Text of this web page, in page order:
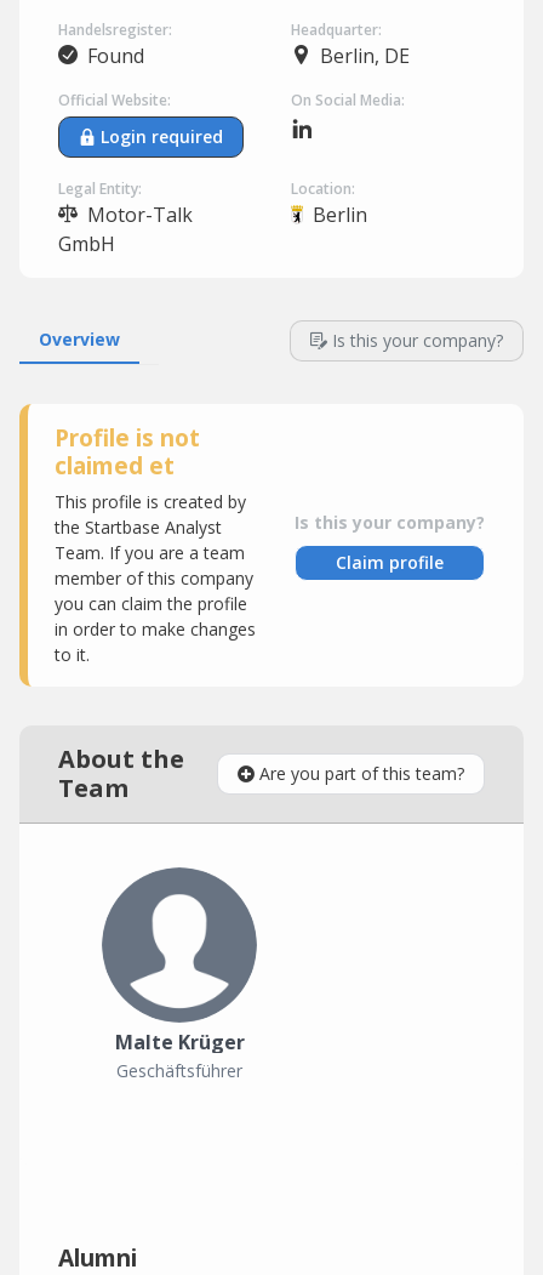
Handelsregister:
Found
Headquarter:
Berlin, DE
Official Website:
Login required
On Social Media:
Legal Entity:
Motor-Talk
GmbH
Location:
Berlin
Overview Is this your company?
Profile is not
claimed et
This profile is created by
the Startbase Analyst
Team. If you are a team
member of this company
you can claim the profile
in order to make changes
to it.
Is this your company?
Claim profile
About the
Team
Are you part of this team?
Malte Krüger
Geschäftsführer
Alumni